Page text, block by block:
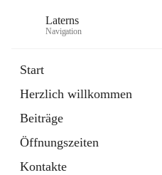
Laterns
Navigation
Start
Herzlich willkommen
Beiträge
Öffnungszeiten
Kontakte
11 Schnellzugriffe
Soziales
1 Schnellzugriff